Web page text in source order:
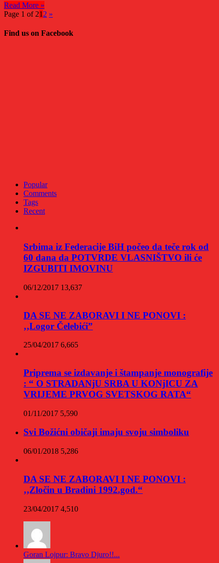
Read More »
Page 1 of 21 2 »
Find us on Facebook
Popular
Comments
Tags
Recent
Srbima iz Federacije BiH počeo da teče rok od
60 dana da POTVRDE VLASNIŠTVO ili će
IZGUBITI IMOVINU
06/12/2017 13,637
DA SE NE ZABORAVI I NE PONOVI :
‚‚Logor Čelebići”
25/04/2017 6,665
Priprema se izdavanje i štampanje monografije
: “ O STRADANjU SRBA U KONjICU ZA
VRIJEME PRVOG SVETSKOG RATA“
01/11/2017 5,590
Svi Božićni običaji imaju svoju simboliku
06/01/2018 5,286
DA SE NE ZABORAVI I NE PONOVI :
‚‚Zločin u Bradini 1992.god.“
23/04/2017 4,510
Goran Lojpur: Bravo Djuro!!...